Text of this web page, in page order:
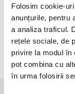
Folosim cookie-
anunțurile, pentru
a analiza traficul.
rețele sociale, de
privire la modul în
pot combina cu
în urma folosirii
Evenimente(66)
Broderii gratuite